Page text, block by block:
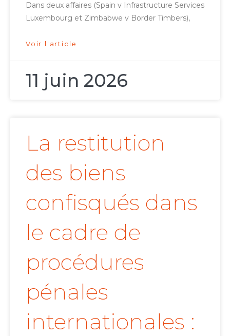
Dans deux affaires (Spain v Infrastructure Services
Luxembourg et Zimbabwe v Border Timbers),
Voir l'article
11 juin 2026
La restitution
des biens
confisqués dans
le cadre de
procédures
pénales
internationales :